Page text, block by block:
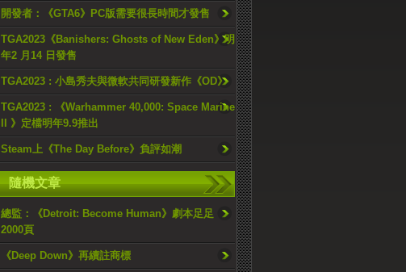
開發者：《GTA6》PC版需要很長時間才發售
TGA2023《Banishers: Ghosts of New Eden》明
年2 月14 日發售
TGA2023 : 小島秀夫與微軟共同研發新作《OD》
TGA2023 : 《Warhammer 40,000: Space Marine
II 》定檔明年9.9推出
Steam上《The Day Before》負評如潮
隨機文章
總監：《Detroit: Become Human》劇本足足
2000頁
《Deep Down》再續註商標